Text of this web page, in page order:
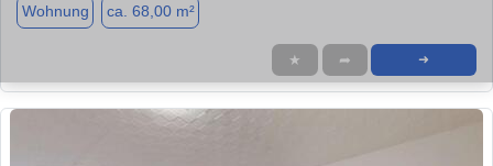
Wohnung ca. 68,00 m²
★ ➦ ➜